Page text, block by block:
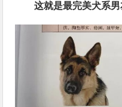
这就是最完美犬系男